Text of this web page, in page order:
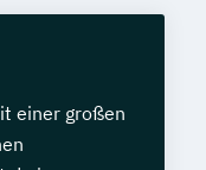
einer großen